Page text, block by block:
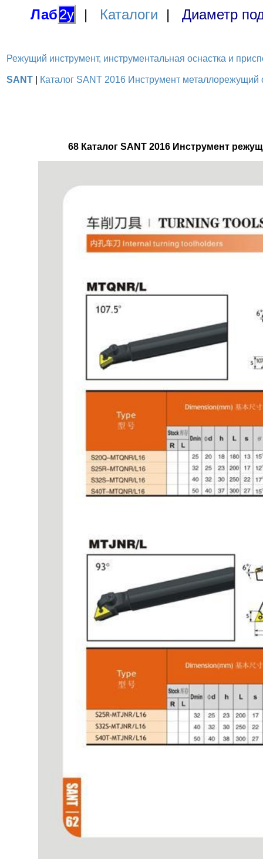
Лаб2у | Каталоги | Диаметр
Режущий инструмент, инструментальная оснастка и
SANT Каталог SANT 2016 Инструмент
68 Каталог SANT 2016 Инструмент